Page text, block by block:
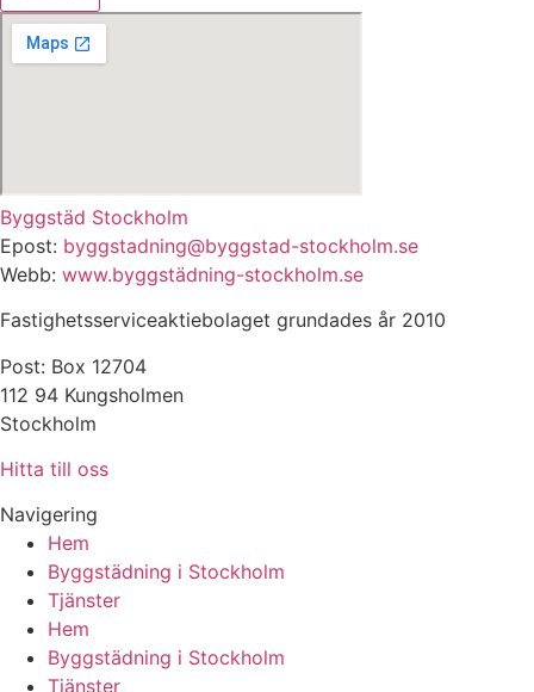
Byggstäd Stockholm
Epost: byggstadning@byggstad-stockholm.se
Webb: www.byggstädning-stockholm.se
Fastighetsserviceaktiebolaget grundades år 2010
Post: Box 12704
112 94 Kungsholmen
Stockholm
Hitta till oss
Navigering
Hem
Byggstädning i Stockholm
Tjänster
Hem
Byggstädning i Stockholm
Tjänster